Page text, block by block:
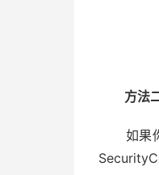
方法二
如果你